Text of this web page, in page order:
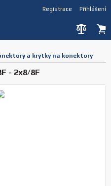
Přihlášení
Registrace
a krytky na konektory
- 2x8/8F